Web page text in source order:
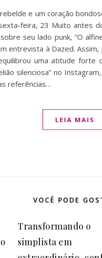
e um coração
feira, 23 Muito antes
seu lado punk, “O
entrevista à Dazed.
uma atitude forte
silenciosa” no
referências…
LEIA MAIS
VOCÊ PODE
Transformando o
simplista em